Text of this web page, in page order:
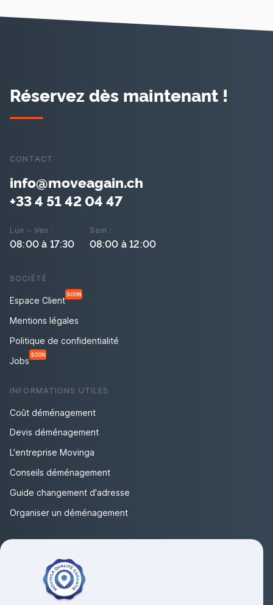
Réservez dès maintenant !
CONTACT
info@moveagain.ch
+33 4 51 42 04 47
Lun – Ven :
08:00 à 17:30
Sam :
08:00 à 12:00
SOCIÉTÉ
Espace Client
SOON
Mentions légales
Politique de confidentialité
Jobs
SOON
INFORMATIONS UTILES
Coût déménagement
Devis déménagement
L'entreprise Movinga
Conseils déménagement
Guide changement d'adresse
Organiser un déménagement